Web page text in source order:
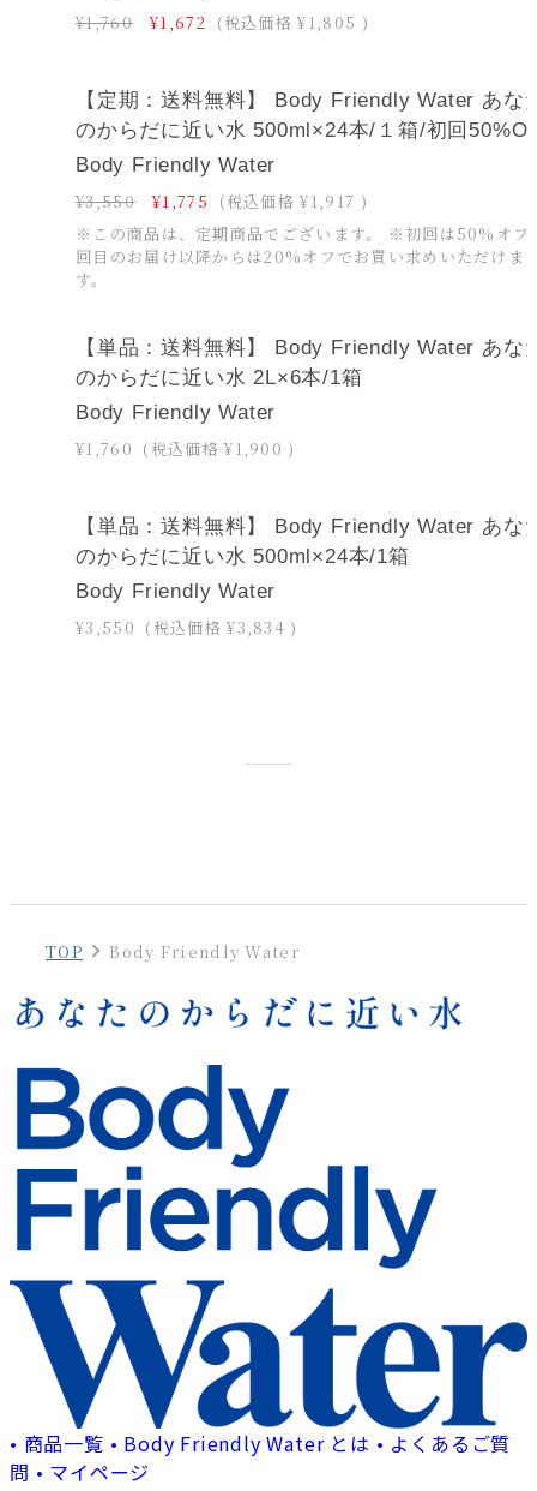
¥1,760
¥1,672 (税込価格 ¥1,805 )
【定期：送料無料】 Body Friendly Water あな
のからだに近い水 500ml×24本/１箱/初回
Body Friendly Water
¥3,550
¥1,775 (税込価格 ¥1,917 )
※この商品は、定期商品でございます。 ※初回は50%オフ
回目のお届け以降からは20%オフでお買い求めいただけま
す。
【単品：送料無料】 Body Friendly Water あな
のからだに近い水 2L×6本/1箱
Body Friendly Water
¥1,760 (税込価格 ¥1,900 )
【単品：送料無料】 Body Friendly Water あな
のからだに近い水 500ml×24本/1箱
Body Friendly Water
¥3,550 (税込価格 ¥3,834 )
TOP Body Friendly Water
• 商品一覧 • Body Friendly Water とは • よくあるご質
問 • マイページ